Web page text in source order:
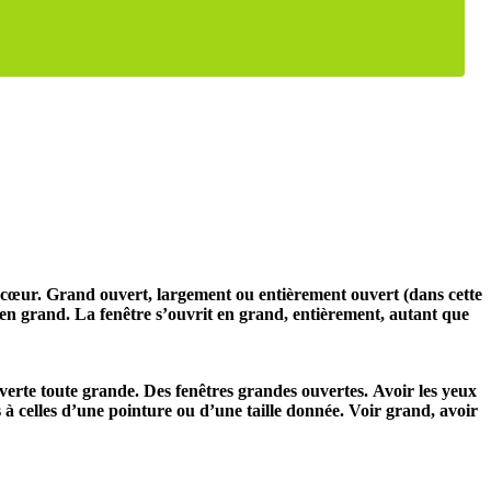
Grand ouvert, largement ou entièrement ouvert (dans cette
grand. La fenêtre s’ouvrit en grand, entièrement, autant que
toute grande. Des fenêtres grandes ouvertes. Avoir les yeux
celles d’une pointure ou d’une taille donnée. Voir grand, avoir